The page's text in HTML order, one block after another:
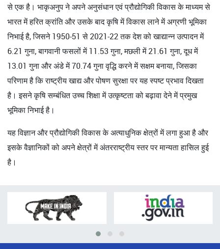
से एक है। भाकृअनुप ने अपने अनुसंधान एवं प्रौद्योगिकी विकास के माध्यम से
भारत में हरित क्रांति और उसके बाद कृषि में विकास लाने में अग्रणी भूमिका
निभाई है, जिसने 1950-51 से 2021-22 तक देश को खाद्यान्न उत्पादन में
6.21 गुना, बागवानी फसलों में 11.53 गुना, मछली में 21.61 गुना, दूध में
13.01 गुना और अंडे में 70.74 गुना वृद्धि करने में सक्षम बनाया, जिसका
परिणाम है कि राष्ट्रीय खाद्य और पोषण सुरक्षा पर यह स्पष्ट प्रभाव दिखता
है। इसने कृषि सम्बंधित उच्च शिक्षा में उत्कृष्टता को बढ़ावा देने में प्रमुख
भूमिका निभाई है।
यह विज्ञान और प्रौद्योगिकी विकास के अत्याधुनिक क्षेत्रों में लगा हुआ है और
इसके वैज्ञानिकों को अपने क्षेत्रों में अंतरराष्ट्रीय स्तर पर मान्यता हासिल हुई
है।